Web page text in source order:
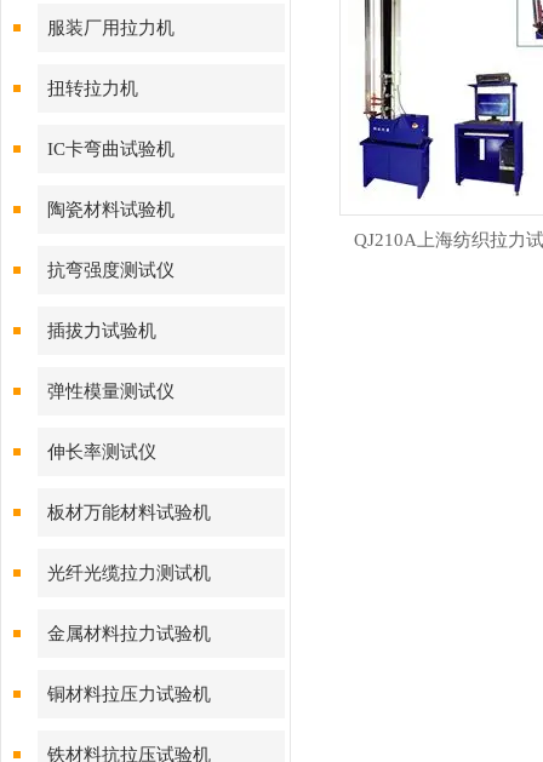
服装厂用拉力机
扭转拉力机
IC卡弯曲试验机
陶瓷材料试验机
抗弯强度测试仪
插拔力试验机
弹性模量测试仪
伸长率测试仪
板材万能材料试验机
光纤光缆拉力测试机
金属材料拉力试验机
铜材料拉压力试验机
铁材料抗拉压试验机
QJ210A上海纺织拉力